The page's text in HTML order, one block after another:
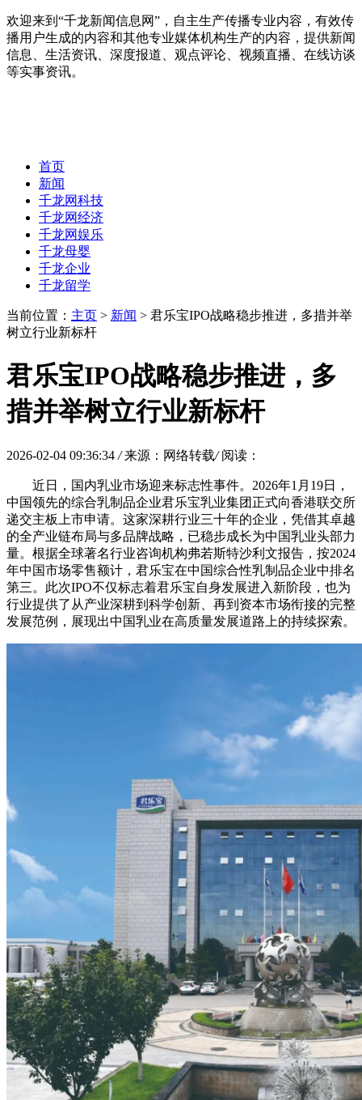
欢迎来到“千龙新闻信息网”，自主生产传播专业内容，有效传
播用户生成的内容和其他专业媒体机构生产的内容，提供新闻
信息、生活资讯、深度报道、观点评论、视频直播、在线访谈
等实事资讯。
首页
新闻
千龙网科技
千龙网经济
千龙网娱乐
千龙母婴
千龙企业
千龙留学
当前位置： 主页 > 新闻 > 君乐宝IPO战略稳步推进，多措并举
树立行业新标杆
君乐宝IPO战略稳步推进，多
措并举树立行业新标杆
2026-02-04 09:36:34 / 来源：网络转载/ 阅读：
近日，国内乳业市场迎来标志性事件。2026年1月19日，
中国领先的综合乳制品企业君乐宝乳业集团正式向香港联交所
递交主板上市申请。这家深耕行业三十年的企业，凭借其卓越
的全产业链布局与多品牌战略，已稳步成长为中国乳业头部力
量。根据全球著名行业咨询机构弗若斯特沙利文报告，按2024
年中国市场零售额计，君乐宝在中国综合性乳制品企业中排名
第三。此次IPO不仅标志着君乐宝自身发展进入新阶段，也为
行业提供了从产业深耕到科学创新、再到资本市场衔接的完整
发展范例，展现出中国乳业在高质量发展道路上的持续探索。